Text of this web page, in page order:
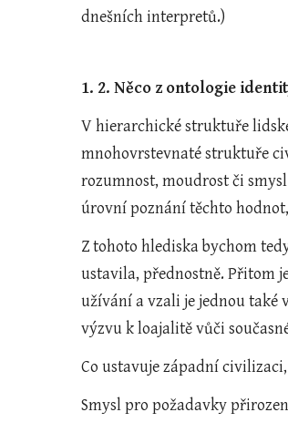
dnešních interpretů.)
1. 2. Něco z ontologie
V hierarchické struktuře
mnohovrstevnaté struktuře
rozumnost, moudrost či
úrovní poznání těchto
Z tohoto hlediska bychom
ustavila, přednostně. Přitom
užívání a vzali je jednou také
výzvu k loajalitě vůči
Co ustavuje západní
Smysl pro požadavky